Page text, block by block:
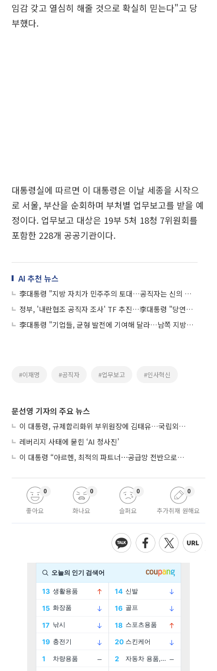
임감 갖고 열심히 해줄 것으로 확실히 믿는다"고 당
부했다.
대통령실에 따르면 이 대통령은 이날 세종을 시작으
로 서울, 부산을 순회하며 부처별 업무보고를 받을 예
정이다. 업무보고 대상은 19부 5처 18청 7위원회를
포함한 228개 공공기관이다.
AI 추천 뉴스
李대통령 "지방 자치가 민주주의 토대…공직자는 신의 역할"
정부, '내란협조 공직자 조사' TF 추진…李대통령 "당연히 할 일"
李대통령 "기업들, 균형 발전에 기여해 달라…남쪽 지방에도 관심"
#이재명 #공직자 #업무보고 #인사혁신
문선영 기자의 주요 뉴스
이 대통령, 규제합리화위 부위원장에 김태유…국립외교원장 김흥규
레버리지 사태에 묻힌 ‘AI 청사진’
이 대통령 “아르헨, 최적의 파트너⋯공급망 전반으로 확대”
좋아요
0
화나요
0
슬퍼요
0
추가취재 원해요
0